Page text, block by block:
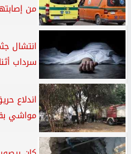
من
سرداب
مواشي